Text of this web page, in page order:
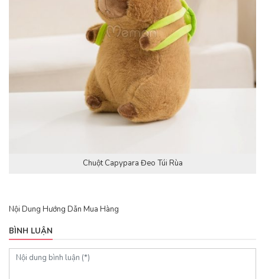
Chuột Capypara Đeo Túi Rùa
Nội Dung Hướng Dẫn Mua Hàng
BÌNH LUẬN